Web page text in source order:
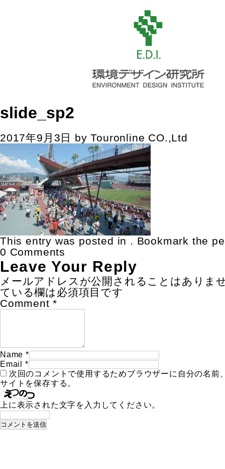
slide_sp2
2017年9月3日 byTouronline CO.,Ltd
This entry was posted in . Bookmark the
0 Comments
Leave Your Reply
メールアドレスが公開されることはありま
ている欄は必須項目です
Comment *
Name *
Email
*
次回のコメントで使用するためブラウザーに自分の名前
サイトを保存する。
上に表示された文字を入力してください。